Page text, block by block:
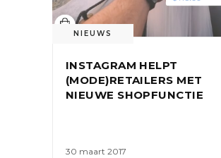
NIEUWS
INSTAGRAM HELPT
(MODE)RETAILERS MET
NIEUWE SHOPFUNCTIE
30 maart 2017